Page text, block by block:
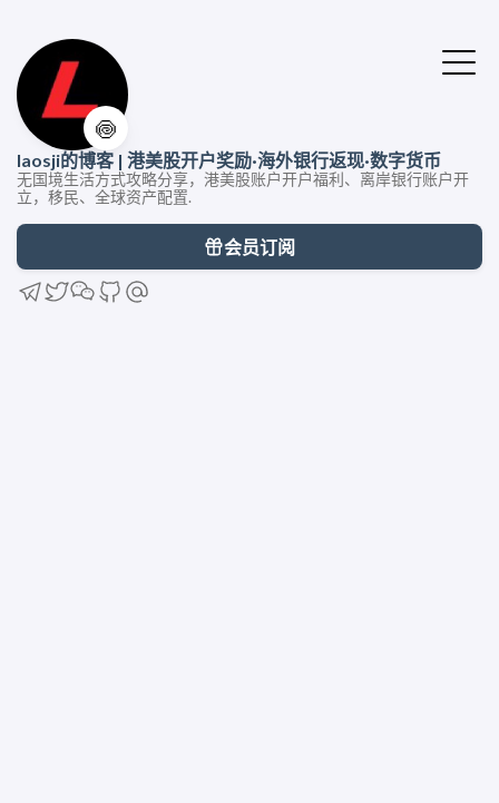
🍥
laosji的博客 | 港美股开户奖励·海外银行返现·数字货币
无国境生活方式攻略分享，港美股账户开户福利、离岸银行账户开
立，移民、全球资产配置.
会员订阅